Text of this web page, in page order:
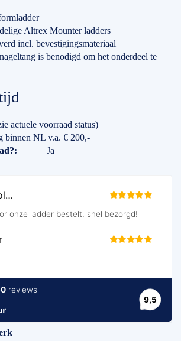
Altrex Mounter ladders
incl. bevestigingsmateriaal
is benodigd om het onderdeel te
actuele voorraad status)
binnen NL v.a. € 200,-
Ja